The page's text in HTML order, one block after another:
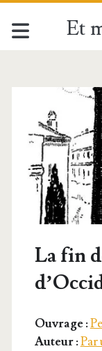
Et
La fin
Ouvrage :
Auteur :Par